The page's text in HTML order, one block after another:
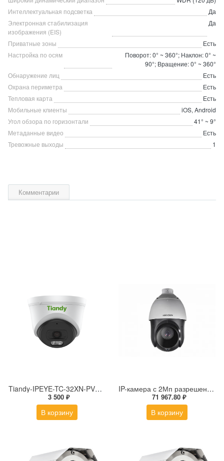
Интеллектуальная подсветка
Да
Электронная стабилизация
изображения (EIS)
Да
Приватные зоны
Есть
Настройка по осям
Поворот: 0° ~ 360°; Наклон: 0° ~
90°; Вращение: 0° ~ 360°
Обнаружение лиц
Есть
Охрана периметра
Есть
Тепловая карта
Есть
Мобильные клиенты
iOS, Android
Угол обзора по горизонтали
41° ~ 9°
Метаданные видео
Есть
Тревожные выходы
1
Комментарии
Tiandy-IPEYE-TC-32XN-PVZ 2Мп купольная «турель» IP камера с фиксированным объективом, серия SPARK со встроенным агентом IPEYE для ПВЗ
3 500 ₽
В корзину
IP-камера с 2Мп разрешением DS-2DE4225IW-DE(S5)
71 967.80 ₽
В корзину